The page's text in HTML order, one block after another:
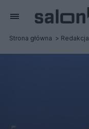
Strona główna Redakcja